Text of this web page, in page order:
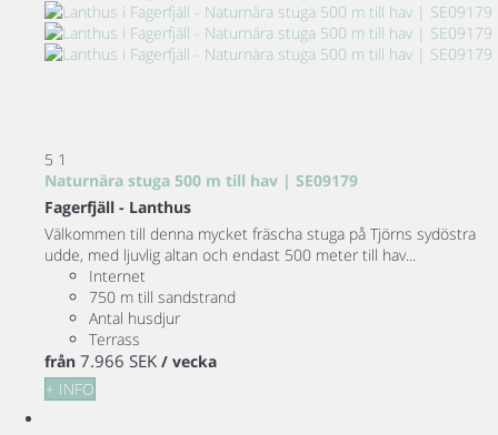
5 1
Naturnära stuga 500 m till hav | SE09179
Fagerfjäll - Lanthus
Välkommen till denna mycket fräscha stuga på Tjörns sydöstra
udde, med ljuvlig altan och endast 500 meter till hav...
Internet
750 m till sandstrand
Antal husdjur
Terrass
från 7.966 SEK / vecka
+ INFO